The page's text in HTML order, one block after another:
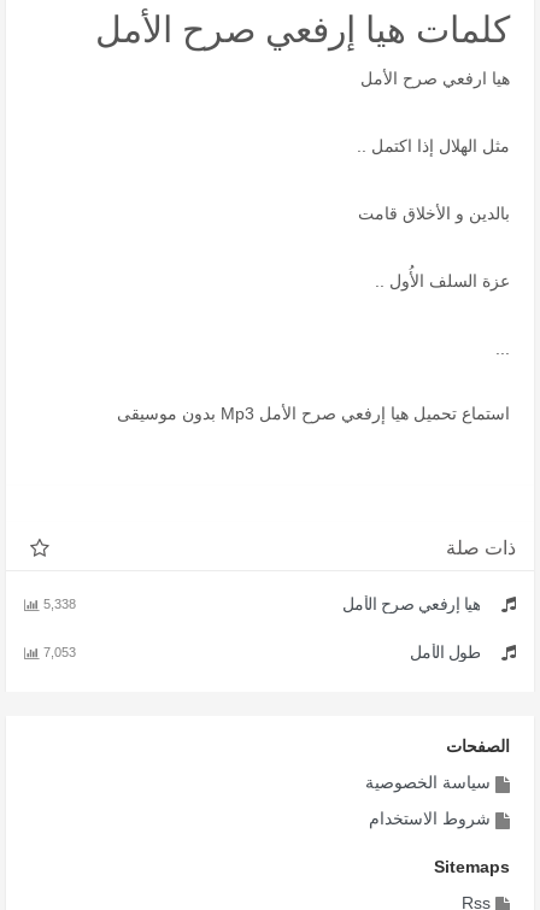
كلمات هيا إرفعي صرح الأمل
هيا ارفعي صرح الأمل
مثل الهلال إذا اكتمل ..
بالدين و الأخلاق قامت
عزة السلف الأُول ..
...
استماع تحميل هيا إرفعي صرح الأمل Mp3 بدون موسيقى
ذات صلة
هيا إرفعي صرح الأمل 5,338
طول الأمل 7,053
الصفحات
سياسة الخصوصية
شروط الاستخدام
Sitemaps
Rss